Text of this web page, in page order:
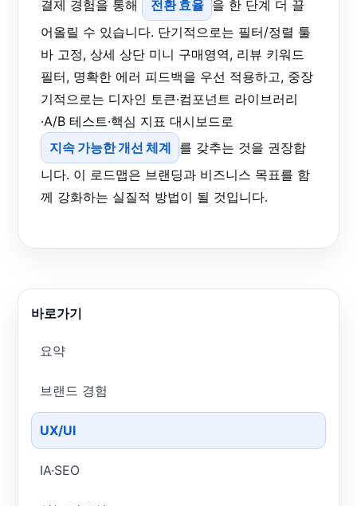
결제 경험을 통해
전환 효율 을 한 단계 더 끌
어올릴 수 있습니다. 단기적으로는 필터/정렬 툴
바 고정, 상세 상단 미니 구매영역, 리뷰 키워드
필터, 명확한 에러 피드백을 우선 적용하고, 중장
기적으로는 디자인 토큰·컴포넌트 라이브러리
·A/B 테스트·핵심 지표 대시보드로
지속 가능한 개선 체계
를 갖추는 것을 권장합
니다. 이 로드맵은 브랜딩과 비즈니스 목표를 함
께 강화하는 실질적 방법이 될 것입니다.
바로가기
요약
브랜드 경험
UX/UI
IA·SEO